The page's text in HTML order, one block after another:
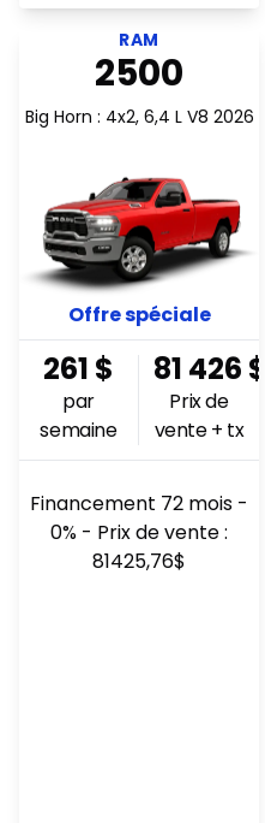
Voir l'offre 260.98$ par
RAM
2500
Big Horn : 4x2, 6,4 L V8 2026
Offre spéciale
261 $
par
semaine
81 426 $
Prix de
vente + tx
Financement 72 mois -
0% - Prix de vente :
81425,76$